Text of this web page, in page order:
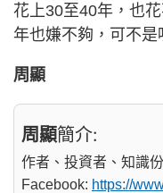
花上30至40年，也
年也嫌不夠，可不是
周顯
周顯簡介:
作者、投資者、知識
Facebook: https://